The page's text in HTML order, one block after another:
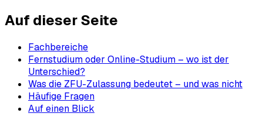
Auf dieser Seite
Fachbereiche
Fernstudium oder Online-Studium – wo ist der
Unterschied?
Was die ZFU-Zulassung bedeutet – und was nicht
Häufige Fragen
Auf einen Blick